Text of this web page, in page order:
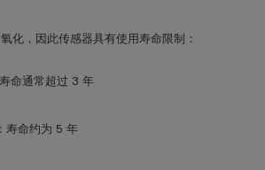
化，因此传感器具有使用寿命限制：
命通常超过 3 年
寿命约为 5 年